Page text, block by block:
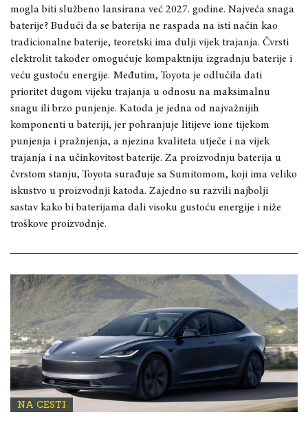
mogla biti službeno lansirana već 2027. godine. Najveća snaga
baterije? Budući da se baterija ne raspada na isti način kao
tradicionalne baterije, teoretski ima dulji vijek trajanja. Čvrsti
elektrolit također omogućuje kompaktniju izgradnju baterije i
veću gustoću energije. Međutim, Toyota je odlučila dati
prioritet dugom vijeku trajanja u odnosu na maksimalnu
snagu ili brzo punjenje. Katoda je jedna od najvažnijih
komponenti u bateriji, jer pohranjuje litijeve ione tijekom
punjenja i pražnjenja, a njezina kvaliteta utječe i na vijek
trajanja i na učinkovitost baterije. Za proizvodnju baterija u
čvrstom stanju, Toyota surađuje sa Sumitomom, koji ima veliko
iskustvo u proizvodnji katoda. Zajedno su razvili najbolji
sastav kako bi baterijama dali visoku gustoću energije i niže
troškove proizvodnje.
NA CESTI